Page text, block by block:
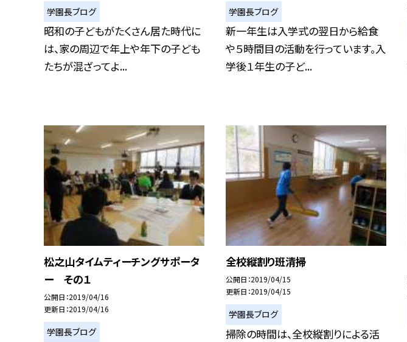
学園長ブログ
昭和の子どもがたくさん居た時代に
は、家の周辺で年上や年下の子ども
たちが混ざってよ...
学園長ブログ
新一年生は入学式の翌日から給食
や５時間目の活動を行っています。入
学後１年生の子ど...
松之山タイムティーチングサポータ
ー その１
公開日 2019/04/16
更新日 2019/04/16
学園長ブログ
全校縦割り班清掃
公開日 2019/04/15
更新日 2019/04/15
学園長ブログ
掃除の時間は、全校縦割りによる活